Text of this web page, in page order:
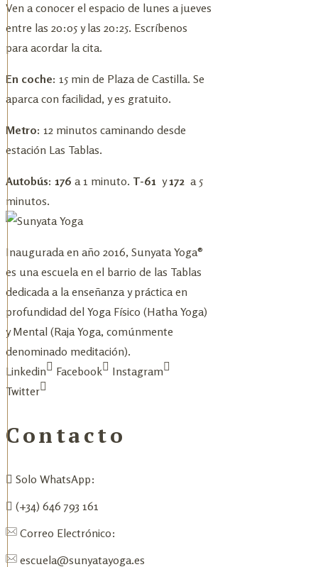
Ven a conocer el espacio de lunes a jueves
entre las 20:05 y las 20:25. Escríbenos
para acordar la cita.
En coche: 15 min de Plaza de Castilla. Se
aparca con facilidad, y es gratuito.
Metro: 12 minutos caminando desde
estación Las Tablas.
Autobús: 176 a 1 minuto. T-61 y172 a 5
minutos.
Inaugurada en año 2016, Sunyata Yoga®
es una escuela en el barrio de las Tablas
dedicada a la enseñanza y práctica en
profundidad del Yoga Físico (Hatha Yoga)
y Mental (Raja Yoga, comúnmente
denominado meditación).
Linkedin
Facebook
Instagram
Twitter
Contacto
Solo WhatsApp:
(+34) 646 793 161
Correo Electrónico:
escuela@sunyatayoga.es